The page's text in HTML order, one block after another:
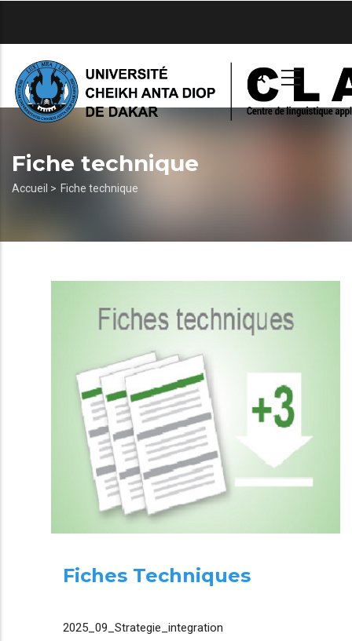
principal
Fiche technique
Fil
Accueil > Fiche technique
Fiches Techniques
2025_09_Strategie_integration